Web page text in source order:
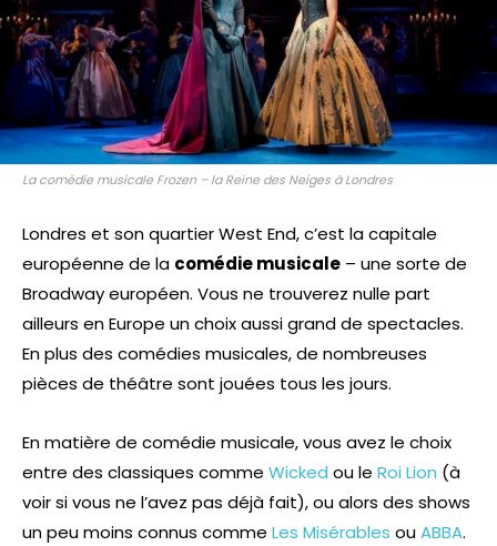
La comédie musicale Frozen – la Reine des Neiges à Londres
Londres et son quartier West End, c’est la capitale
européenne de la comédie musicale – une sorte de
Broadway européen. Vous ne trouverez nulle part
ailleurs en Europe un choix aussi grand de spectacles.
En plus des comédies musicales, de nombreuses
pièces de théâtre sont jouées tous les jours.
En matière de comédie musicale, vous avez le choix
entre des classiques comme Wicked ou le Roi Lion (à
voir si vous ne l’avez pas déjà fait), ou alors des shows
un peu moins connus comme Les Misérables ouABBA.